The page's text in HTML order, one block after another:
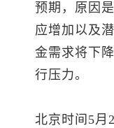
预期，原因
应增加以及
金需求将下
行压力。
北京时间5月